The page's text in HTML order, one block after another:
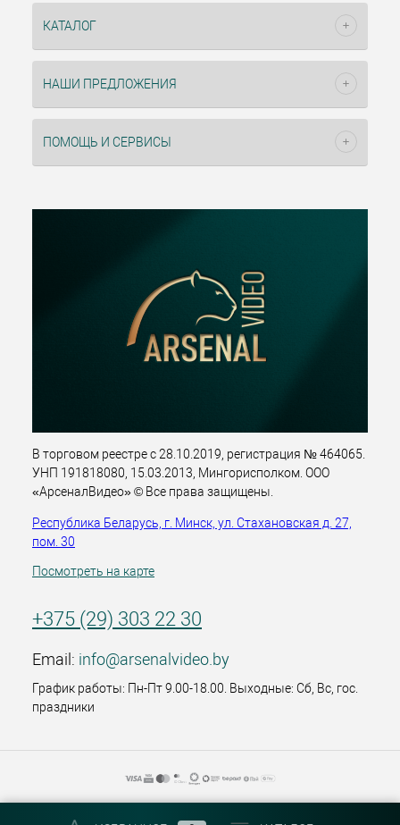
КАТАЛОГ
НАШИ ПРЕДЛОЖЕНИЯ
ПОМОЩЬ И СЕРВИСЫ
В торговом реестре с 28.10.2019, регистрация № 464065.
УНП 191818080, 15.03.2013, Мингорисполком. ООО
«АрсеналВидео» © Все права защищены.
Республика Беларусь, г. Минск, ул. Стахановская д. 27,
пом. 30
Посмотреть на карте
+375 (29) 303 22 30
Email: info@arsenalvideo.by
График работы: Пн-Пт 9.00-18.00. Выходные: Сб, Вс, гос.
праздники